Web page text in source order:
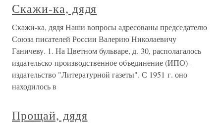
Скажи-ка, дядя
Скажи-ка, дядя Наши вопросы адресованы председателю
Союза писателей России Валерию Николаевичу
Ганичеву. 1. На Цветном бульваре, д. 30, располагалось
издательско-производственное объединение (ИПО) -
издательство "Литературной газеты". С 1951 г. оно
находилось в
Прощай, дядя